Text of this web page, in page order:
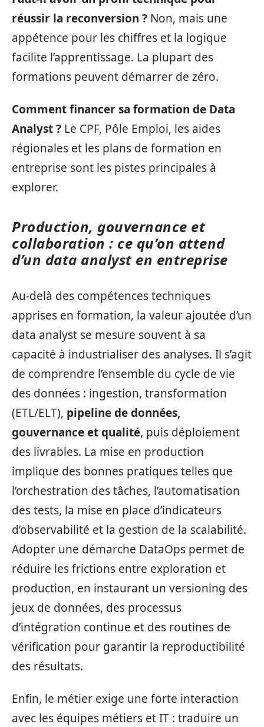
réussir la reconversion ? Non, mais une
appétence pour les chiffres et la logique
facilite l’apprentissage. La plupart des
formations peuvent démarrer de zéro.
Comment financer sa formation de Data
Analyst ? Le CPF, Pôle Emploi, les aides
régionales et les plans de formation en
entreprise sont les pistes principales à
explorer.
Production, gouvernance et
collaboration : ce qu’on attend
d’un data analyst en entreprise
Au-delà des compétences techniques
apprises en formation, la valeur ajoutée d’un
data analyst se mesure souvent à sa
capacité à industrialiser des analyses. Il s’agit
de comprendre l’ensemble du cycle de vie
des données : ingestion, transformation
(ETL/ELT), pipeline de données,
gouvernance et qualité, puis déploiement
des livrables. La mise en production
implique des bonnes pratiques telles que
l’orchestration des tâches, l’automatisation
des tests, la mise en place d’indicateurs
d’observabilité et la gestion de la scalabilité.
Adopter une démarche DataOps permet de
réduire les frictions entre exploration et
production, en instaurant un versioning des
jeux de données, des processus
d’intégration continue et des routines de
vérification pour garantir la reproductibilité
des résultats.
Enfin, le métier exige une forte interaction
avec les équipes métiers et IT : traduire un